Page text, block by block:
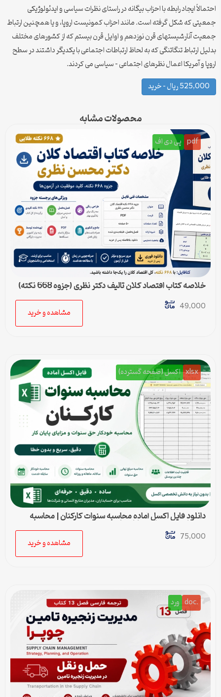
احتمالاً ایجاد رابطه با احزاب بیگانه در راستای نظرات سیاسی و ایدئولوژیکی
جمعیتی که شکل گرفته است. مانند احزاب کمونیست اروپا، و یا همچنین ارتباط
جمعیت آنارشیستهای قرن نوزدهم و اوایل قرن بیستم که از کشورهای مختلف
بدلیل ارتباط تنگاتنگی که به لحاظ ارتباطات اجتماعی با یکدیگر داشتند در سطح
اروپا و آمریکا اعمال نظرهای اجتماعی – سیاسی می کردند.
525,000 ریال – خرید
محصولات مشابه
pdf پی دی اف
خلاصه کتاب اقتصاد کلان تالیف دکتر نظری (جزوه 668 نکته)
49,000
مشاهده و خرید
xlsx اکسل (صفحه گسترده)
دانلود فایل اکسل آماده محاسبه سنوات کارکنان | محاسبه
خودکار حق سنوات و پایان کار
75,000
مشاهده و خرید
.doc ورد